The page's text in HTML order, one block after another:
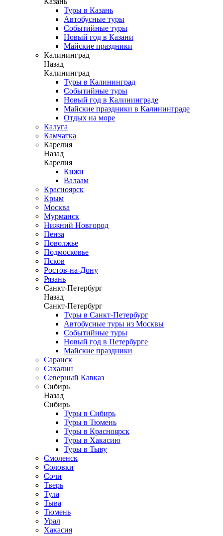
Туры в Казань
Автобусные туры
Событийные туры
Новый год в Казани
Майские праздники
Калининград
Назад
Калининград
Туры в Калининград
Событийные туры
Новый год в Калининграде
Майские праздники в Калининграде
Отдых на море
Калуга
Камчатка
Карелия
Назад
Карелия
Кижи
Валаам
Красноярск
Крым
Москва
Мурманск
Нижний Новгород
Пенза
Поволжье
Подмосковье
Псков
Ростов-на-Дону
Рязань
Санкт-Петербург
Назад
Санкт-Петербург
Туры в Санкт-Петербург
Автобусные туры из Москвы
Событийные туры
Новый год в Петербурге
Майские праздники
Саранск
Сахалин
Северный Кавказ
Сибирь
Назад
Сибирь
Туры в Сибирь
Туры в Тюмень
Туры в Красноярск
Туры в Хакасию
Туры в Тыву
Смоленск
Соловки
Сочи
Тверь
Тула
Тыва
Тюмень
Урал
Хакасия